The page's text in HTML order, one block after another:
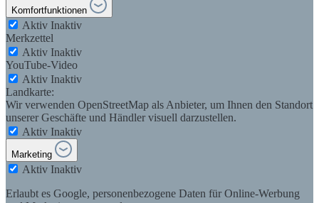
Komfortfunktionen
Aktiv Inaktiv
Merkzettel
Aktiv Inaktiv
YouTube-Video
Aktiv Inaktiv
Landkarte:
Wir verwenden OpenStreetMap als Anbieter, um Ihnen den Standort
unserer Geschäfte und Händler visuell darzustellen.
Aktiv Inaktiv
Marketing
Aktiv Inaktiv
Erlaubt es Google, personenbezogene Daten für Online-Werbung